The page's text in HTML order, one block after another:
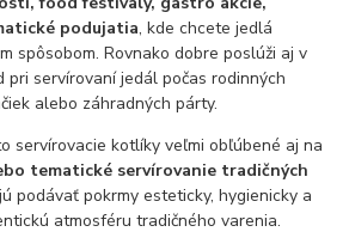
podujatia, kde chcete jedlá
spôsobom. Rovnako dobre poslúži aj v
pri servírovaní jedál počas rodinných
alebo záhradných párty.
servírovacie kotlíky veľmi obľúbené aj na
tematické servírovanie tradičných
podávať pokrmy esteticky, hygienicky a
atmosféru tradičného varenia.